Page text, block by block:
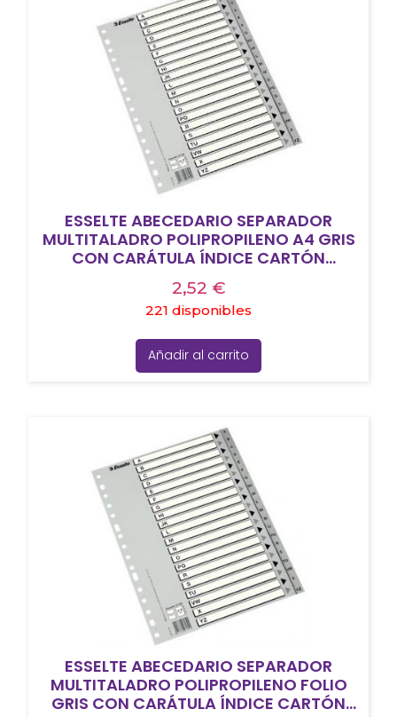
ESSELTE ABECEDARIO SEPARADOR
MULTITALADRO POLIPROPILENO A4 GRIS
CON CARÁTULA ÍNDICE CARTÓN
BLANCO / NEGRO
2,52 €
221 disponibles
Añadir al carrito
ESSELTE ABECEDARIO SEPARADOR
MULTITALADRO POLIPROPILENO FOLIO
GRIS CON CARÁTULA ÍNDICE CARTÓN